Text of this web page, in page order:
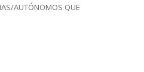
AUTÓNOMOS QUE